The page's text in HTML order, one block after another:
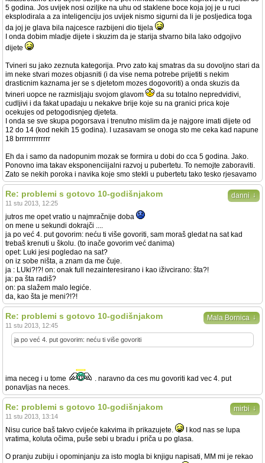
5 godina. Jos uvijek nosi oziljke na uhu od staklene boce koja joj je u ruci
eksplodirala a za inteligenciju jos uvijek nismo sigurni da li je posljedica toga
da joj je glava bila najcesce razbijeni dio tijela
I onda dobim mladje dijete i skuzim da je starija stvarno bila lako odgojivo
dijete
Tvineri su jako zeznuta kategorija. Prvo zato kaj smatras da su dovoljno stari da
im neke stvari mozes objasniti (i da vise nema potrebe prijetiti s nekim
drasticnim kaznama jer se s djetetom mozes dogovoriti) a onda skuzis da
tvineri uopce ne razmisljaju svojom glavom
da su totalno nepredvidivi,
cudljivi i da fakat upadaju u nekakve brije koje su na granici prica koje
ocekujes od petogodisnjeg djeteta.
I onda se sve skupa pogorsava i trenutno mislim da je najgore imati dijete od
12 do 14 (kod nekih 15 godina). I uzasavam se onoga sto me ceka kad napune
18 brrrrrrrrrrrrr
Eh da i samo da nadopunim mozak se formira u dobi do cca 5 godina. Jako.
Ponovno ima takav eksponenciijalni razvoj u pubertetu. To nemojte zaboraviti.
Zato se nekih poroka i navika koje smo stekli u pubertetu tako tesko rjesavamo
danni ↓
Re: problemi s gotovo 10-godišnjakom
11 stu 2013, 12:25
jutros me opet vratio u najmračnije doba
on mene u sekundi dokrajči ....
ja po već 4. put govorim: neću ti više govoriti, sam moraš gledat na sat kad
trebaš krenuti u školu. (to inače govorim već danima)
opet: Luki jesi pogledao na sat?
on iz sobe ništa, a znam da me čuje.
ja : LUki?!?! on: onak full nezainteresirano i kao iživcirano: šta?!
ja: pa šta radiš?
on: pa slažem malo legiće.
da, kao šta je meni?!?!
Mala Bornica ↓
Re: problemi s gotovo 10-godišnjakom
11 stu 2013, 12:45
ja po već 4. put govorim: neću ti više govoriti
ima neceg i u tome
. naravno da ces mu govoriti kad vec 4. put
ponavljas na neces.
mirbi ↓
Re: problemi s gotovo 10-godišnjakom
11 stu 2013, 13:14
Nisu curice baš takvo cvijeće kakvima ih prikazujete.
I kod nas se lupa
vratima, koluta očima, puše sebi u bradu i priča u po glasa.
O pranju zubiju i opominjanju za isto mogla bi knjigu napisati, MM mi je rekao